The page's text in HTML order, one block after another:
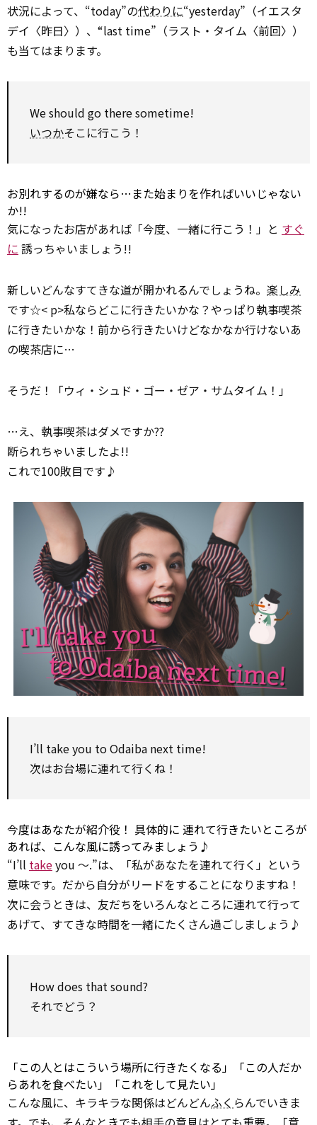
状況によって、“today”の代わりに“yesterday”（イエスタ
デイ〈昨日〉）、“last time”（ラスト・タイム〈前回〉）
も当てはまります。
Weshould go there sometime!
いつかそこに行こう！
お別れするのが嫌なら…また始まりを作ればいいじゃない
か!!
気になったお店があれば「今度、一緒に行こう！」と すぐ
に 誘っちゃいましょう!!
新しいどんなすてきな道が開かれるんでしょうね。 楽しみ
です☆< p>私ならどこに行きたいかな？やっぱり執事喫茶
に行きたいかな！前から行きたいけどなかなか行けないあ
の喫茶店に…
そうだ！「ウィ・シュド・ゴー・ゼア・サムタイム！」
…え、執事喫茶はダメですか??
断られちゃいましたよ!!
これで100敗目です♪
I’ll takeyou toOdaiba next time!
次はお台場に連れて行くね！
今度はあなたが紹介役！ 具体的に 連れて行きたいところが
あれば、こんな風に誘ってみましょう♪
“I’ll takeyou ～.”は、「私があなたを連れて行く」という
意味です。だから自分がリードをすることになりますね！
次に会うときは、友だちをいろんなところに連れて行って
あげて、すてきな時間を一緒にたくさん過ごしましょう♪
How does that sound?
それでどう？
「この人とはこういう場所に行きたくなる」「この人だか
らあれを食べたい」「これをして見たい」
こんな風に、キラキラな関係はどんどんふく らんでいきま